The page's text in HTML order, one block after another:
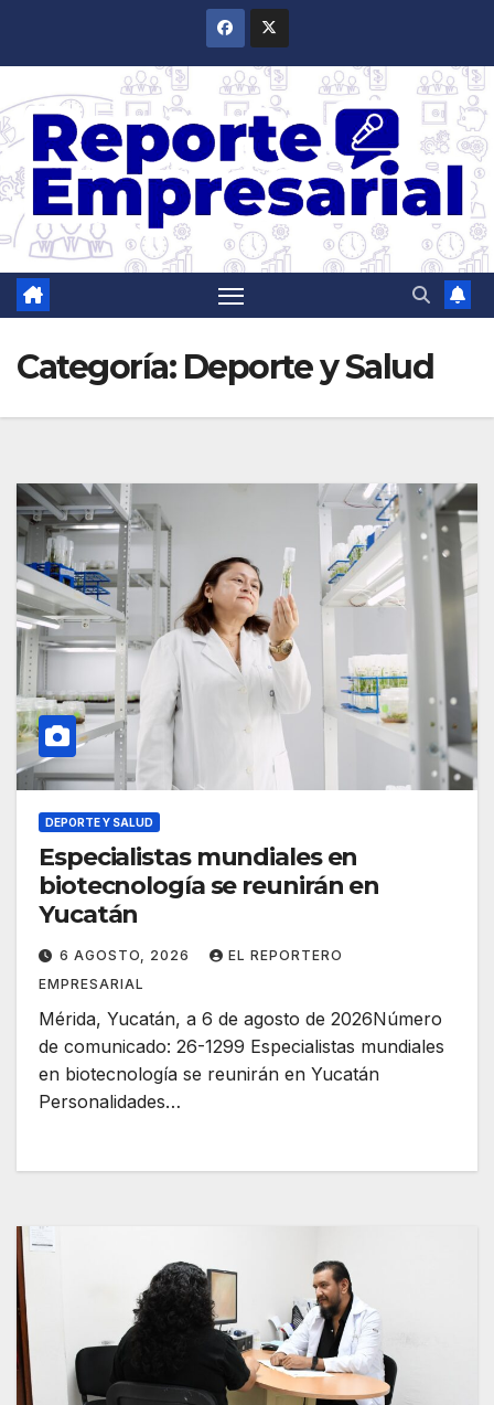
Categoría: Deporte y Salud
DEPORTE Y SALUD
Especialistas mundiales en
biotecnología se reunirán en
Yucatán
6 AGOSTO, 2026
EL REPORTERO
EMPRESARIAL
Mérida, Yucatán, a 6 de agosto de 2026Número
de comunicado: 26-1299 Especialistas mundiales
en biotecnología se reunirán en Yucatán
Personalidades…